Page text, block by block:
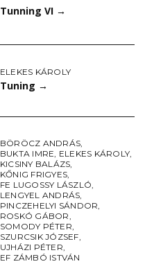
Tunning VI →
ELEKES KÁROLY
Tuning →
BÖRÖCZ ANDRÁS,
BUKTA IMRE, ELEKES KÁROLY,
KICSINY BALÁZS,
KŐNIG FRIGYES,
FE LUGOSSY LÁSZLÓ,
LENGYEL ANDRÁS,
PINCZEHELYI SÁNDOR,
ROSKÓ GÁBOR,
SOMODY PÉTER,
SZURCSIK JÓZSEF,
UJHÁZI PÉTER,
EF ZÁMBÓ ISTVÁN